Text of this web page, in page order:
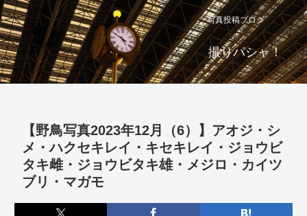
写真投稿ブログ
撮りパシャ！
【野鳥写真2023年12月（6）】アオジ・シ
メ・ハクセキレイ・キセキレイ・ジョウビ
タキ雌・ジョウビタキ雄・メジロ・カイツ
ブリ・マガモ